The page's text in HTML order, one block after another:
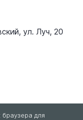
ул. Луч, 20
для